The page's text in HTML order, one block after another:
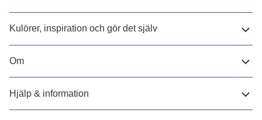
Kulörer, inspiration och gör det själv
Om
Hjälp & information